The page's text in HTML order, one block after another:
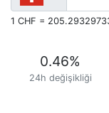
1 CHF =
0.46%
24h değişikliği